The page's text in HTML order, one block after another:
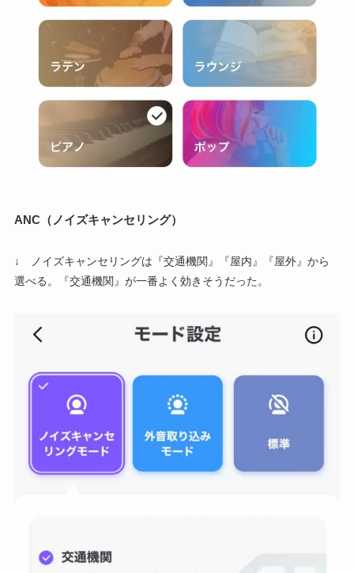
ANC（ノイズキャンセリング）
↓ ノイズキャンセリングは『交通機関』『屋内』『屋外』から
選べる。『交通機関』が一番よく効きそうだった。